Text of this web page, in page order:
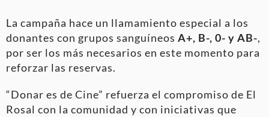
La campaña hace un llamamiento especial a los
donantes con grupos sanguíneos A+, B-, 0- y AB-,
por ser los más necesarios en este momento para
reforzar las reservas.
“Donar es de Cine” refuerza el compromiso de El
Rosal con la comunidad y con iniciativas que